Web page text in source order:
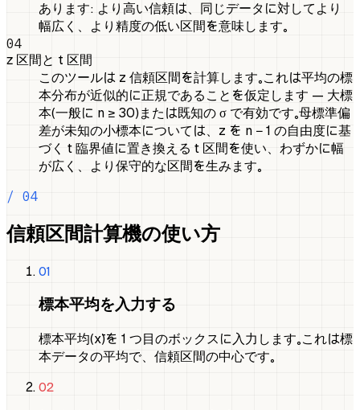
あります: より高い信頼は、同じデータに対してより
幅広く、より精度の低い区間を意味します。
04
z 区間と t 区間
このツールは z 信頼区間を計算します。これは平均の標
本分布が近似的に正規であることを仮定します — 大標
本（一般に n ≥ 30）または既知の σ で有効です。母標準偏
差が未知の小標本については、z を n − 1 の自由度に基
づく t 臨界値に置き換える t 区間を使い、わずかに幅
が広く、より保守的な区間を生みます。
/ 04
信頼区間計算機の使い方
01
標本平均を入力する
標本平均（x̄）を 1 つ目のボックスに入力します。これは標
本データの平均で、信頼区間の中心です。
02